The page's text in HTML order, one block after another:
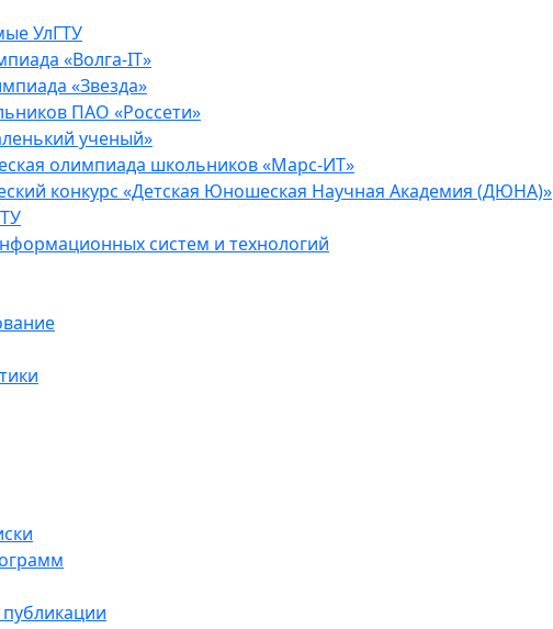
УлГТУ
«Волга-IT»
«Звезда»
ПАО «Россети»
ученый»
олимпиада школьников «Марс-ИТ»
конкурс «Детская Юношеская Научная Академия (ДЮНА)»
систем и технологий